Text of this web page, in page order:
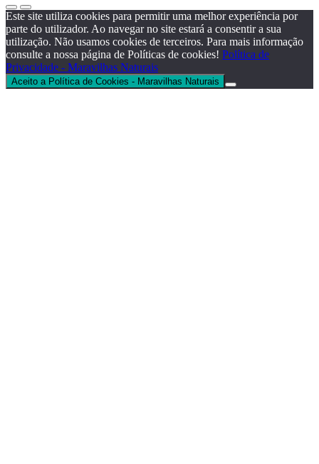
Este site utiliza cookies para permitir uma melhor experiência por
parte do utilizador. Ao navegar no site estará a consentir a sua
utilização. Não usamos cookies de terceiros. Para mais informação
consulte a nossa página de Políticas de cookies! Política de
Privacidade - Maravilhas Naturais
Aceito a Política de Cookies - Maravilhas Naturais